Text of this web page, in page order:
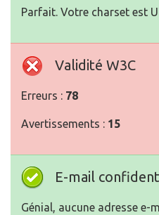
Parfait. Votre charset est
Validité W3C
Erreurs : 78
Avertissements : 15
E-mail
Génial, aucune adresse e-